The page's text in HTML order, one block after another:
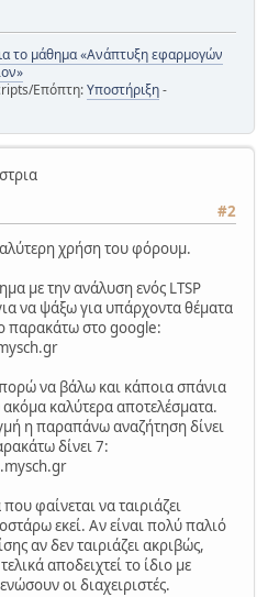
το μάθημα «Ανάπτυξη εφαρμογών
Επόπτη:Υποστήριξη-
#2
χρήση του φόρουμ.
με την ανάλυση ενός LTSP
να ψάξω για υπάρχοντα θέματα
παρακάτω στο google:
να βάλω και κάποια σπάνια
καλύτερα αποτελέσματα.
η παραπάνω αναζήτηση δίνει
δίνει 7:
φαίνεται να ταιριάζει
εκεί. Αν είναι πολύ παλιό
αν δεν ταιριάζει ακριβώς,
αποδειχτεί το ίδιο με
οι διαχειριστές.